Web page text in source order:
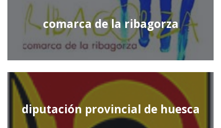
comarca de la ribagorza
diputación provincial de huesca